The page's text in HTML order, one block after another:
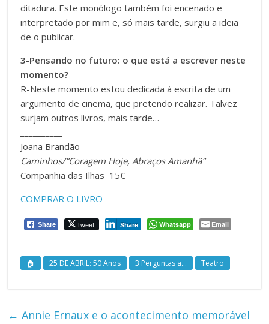
ditadura. Este monólogo também foi encenado e
interpretado por mim e, só mais tarde, surgiu a ideia
de o publicar.
3-Pensando no futuro: o que está a escrever neste
momento?
R-Neste momento estou dedicada à escrita de um
argumento de cinema, que pretendo realizar. Talvez
surjam outros livros, mais tarde…
Joana Brandão
Caminhos/”Coragem Hoje, Abraços Amanhã”
Companhia das Ilhas 15€
COMPRAR O LIVRO
Share Tweet Share Whatsapp Email
🏠 25 DE ABRIL: 50 Anos 3 Perguntas a... Teatro
← Annie Ernaux e o acontecimento memorável